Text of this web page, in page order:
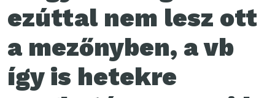
ezúttal nem lesz ott
a mezőnyben, a vb
így is hetekre